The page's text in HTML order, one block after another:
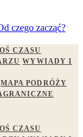
czego zacząć?
OŚ CZASU
WYWIADY I
MAPA PODRÓŻY
OŚ CZASU